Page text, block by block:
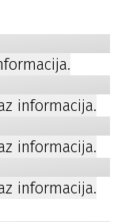
informacija.
informacija.
informacija.